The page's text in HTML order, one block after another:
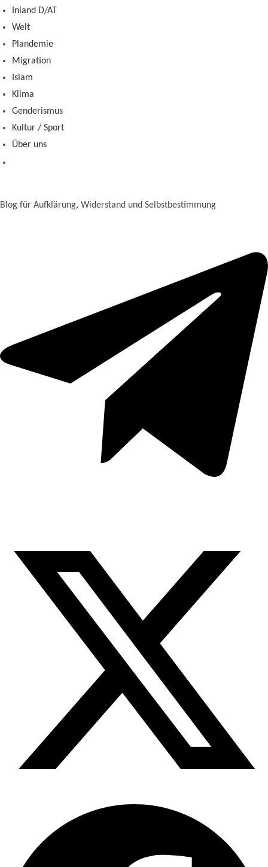
Inland D/AT
Welt
Plandemie
Migration
Islam
Klima
Genderismus
Kultur / Sport
Über uns
Blog für Aufklärung, Widerstand und Selbstbestimmung